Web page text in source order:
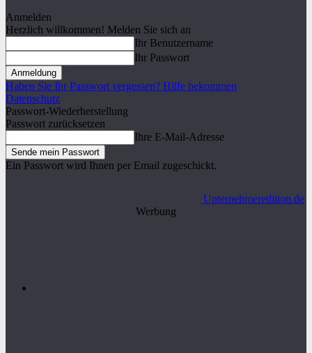
Anmelden
Herzlich willkommen! Melden Sie sich an
Ihr Benutzername
Ihr Passwort
Haben Sie Ihr Passwort vergessen? Hilfe bekommen
Datenschutz
Passwort-Wiederherstellung
Passwort zurücksetzen
Ihre E-Mail-Adresse
Ein Passwort wird Ihnen per Email zugeschickt.
Unternehmeredition.de
Werbung